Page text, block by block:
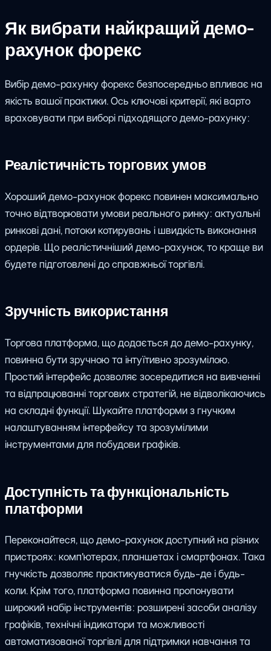
Як вибрати найкращий демо-
рахунок форекс
Вибір демо-рахунку форекс безпосередньо впливає на
якість вашої практики. Ось ключові критерії, які варто
враховувати при виборі підходящого демо-рахунку:
Реалістичність торгових умов
Хороший демо-рахунок форекс повинен максимально
точно відтворювати умови реального ринку: актуальні
ринкові дані, потоки котирувань і швидкість виконання
ордерів. Що реалістичніший демо-рахунок, то краще ви
будете підготовлені до справжньої торгівлі.
Зручність використання
Торгова платформа, що додається до демо-рахунку,
повинна бути зручною та інтуїтивно зрозумілою.
Простий інтерфейс дозволяє зосередитися на вивченні
та відпрацюванні торгових стратегій, не відволікаючись
на складні функції. Шукайте платформи з гнучким
налаштуванням інтерфейсу та зрозумілими
інструментами для побудови графіків.
Доступність та функціональність
платформи
Переконайтеся, що демо-рахунок доступний на різних
пристроях: комп'ютерах, планшетах і смартфонах. Така
гнучкість дозволяє практикуватися будь-де і будь-
коли. Крім того, платформа повинна пропонувати
широкий набір інструментів: розширені засоби аналізу
графіків, технічні індикатори та можливості
автоматизованої торгівлі для підтримки навчання та